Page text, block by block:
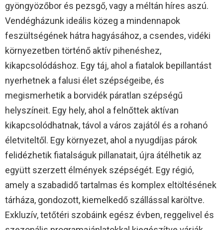
gyöngyözőbor és pezsgő, vagy a méltán híres aszú.
Vendégházunk ideális közeg a mindennapok
feszültségének hátra hagyásához, a csendes, vidéki
környezetben történő aktív pihenéshez,
kikapcsolódáshoz. Egy táj, ahol a fiatalok bepillantást
nyerhetnek a falusi élet szépségeibe, és
megismerhetik a borvidék páratlan szépségű
helyszíneit. Egy hely, ahol a felnőttek aktívan
kikapcsolódhatnak, távol a város zajától és a rohanó
életviteltől. Egy környezet, ahol a nyugdíjas párok
felidézhetik fiatalságuk pillanatait, újra átélhetik az
együtt szerzett élmények szépségét. Egy régió,
amely a szabadidő tartalmas és komplex eltöltésének
tárháza, gondozott, kiemelkedő szállással karöltve.
Exkluzív, tetőtéri szobáink egész évben, reggelivel és